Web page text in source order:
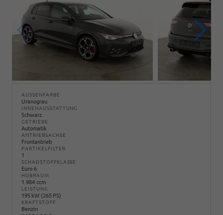
AUSSENFARBE
Uranograu
INNENAUSSTATTUNG
Schwarz
GETRIEBE
Automatik
ANTRIEBSACHSE
Frontantrieb
PARTIKELFILTER
1
SCHADSTOFFKLASSE
Euro 6
HUBRAUM
1.984 ccm
LEISTUNG
195 kW (265 PS)
KRAFTSTOFF
Benzin